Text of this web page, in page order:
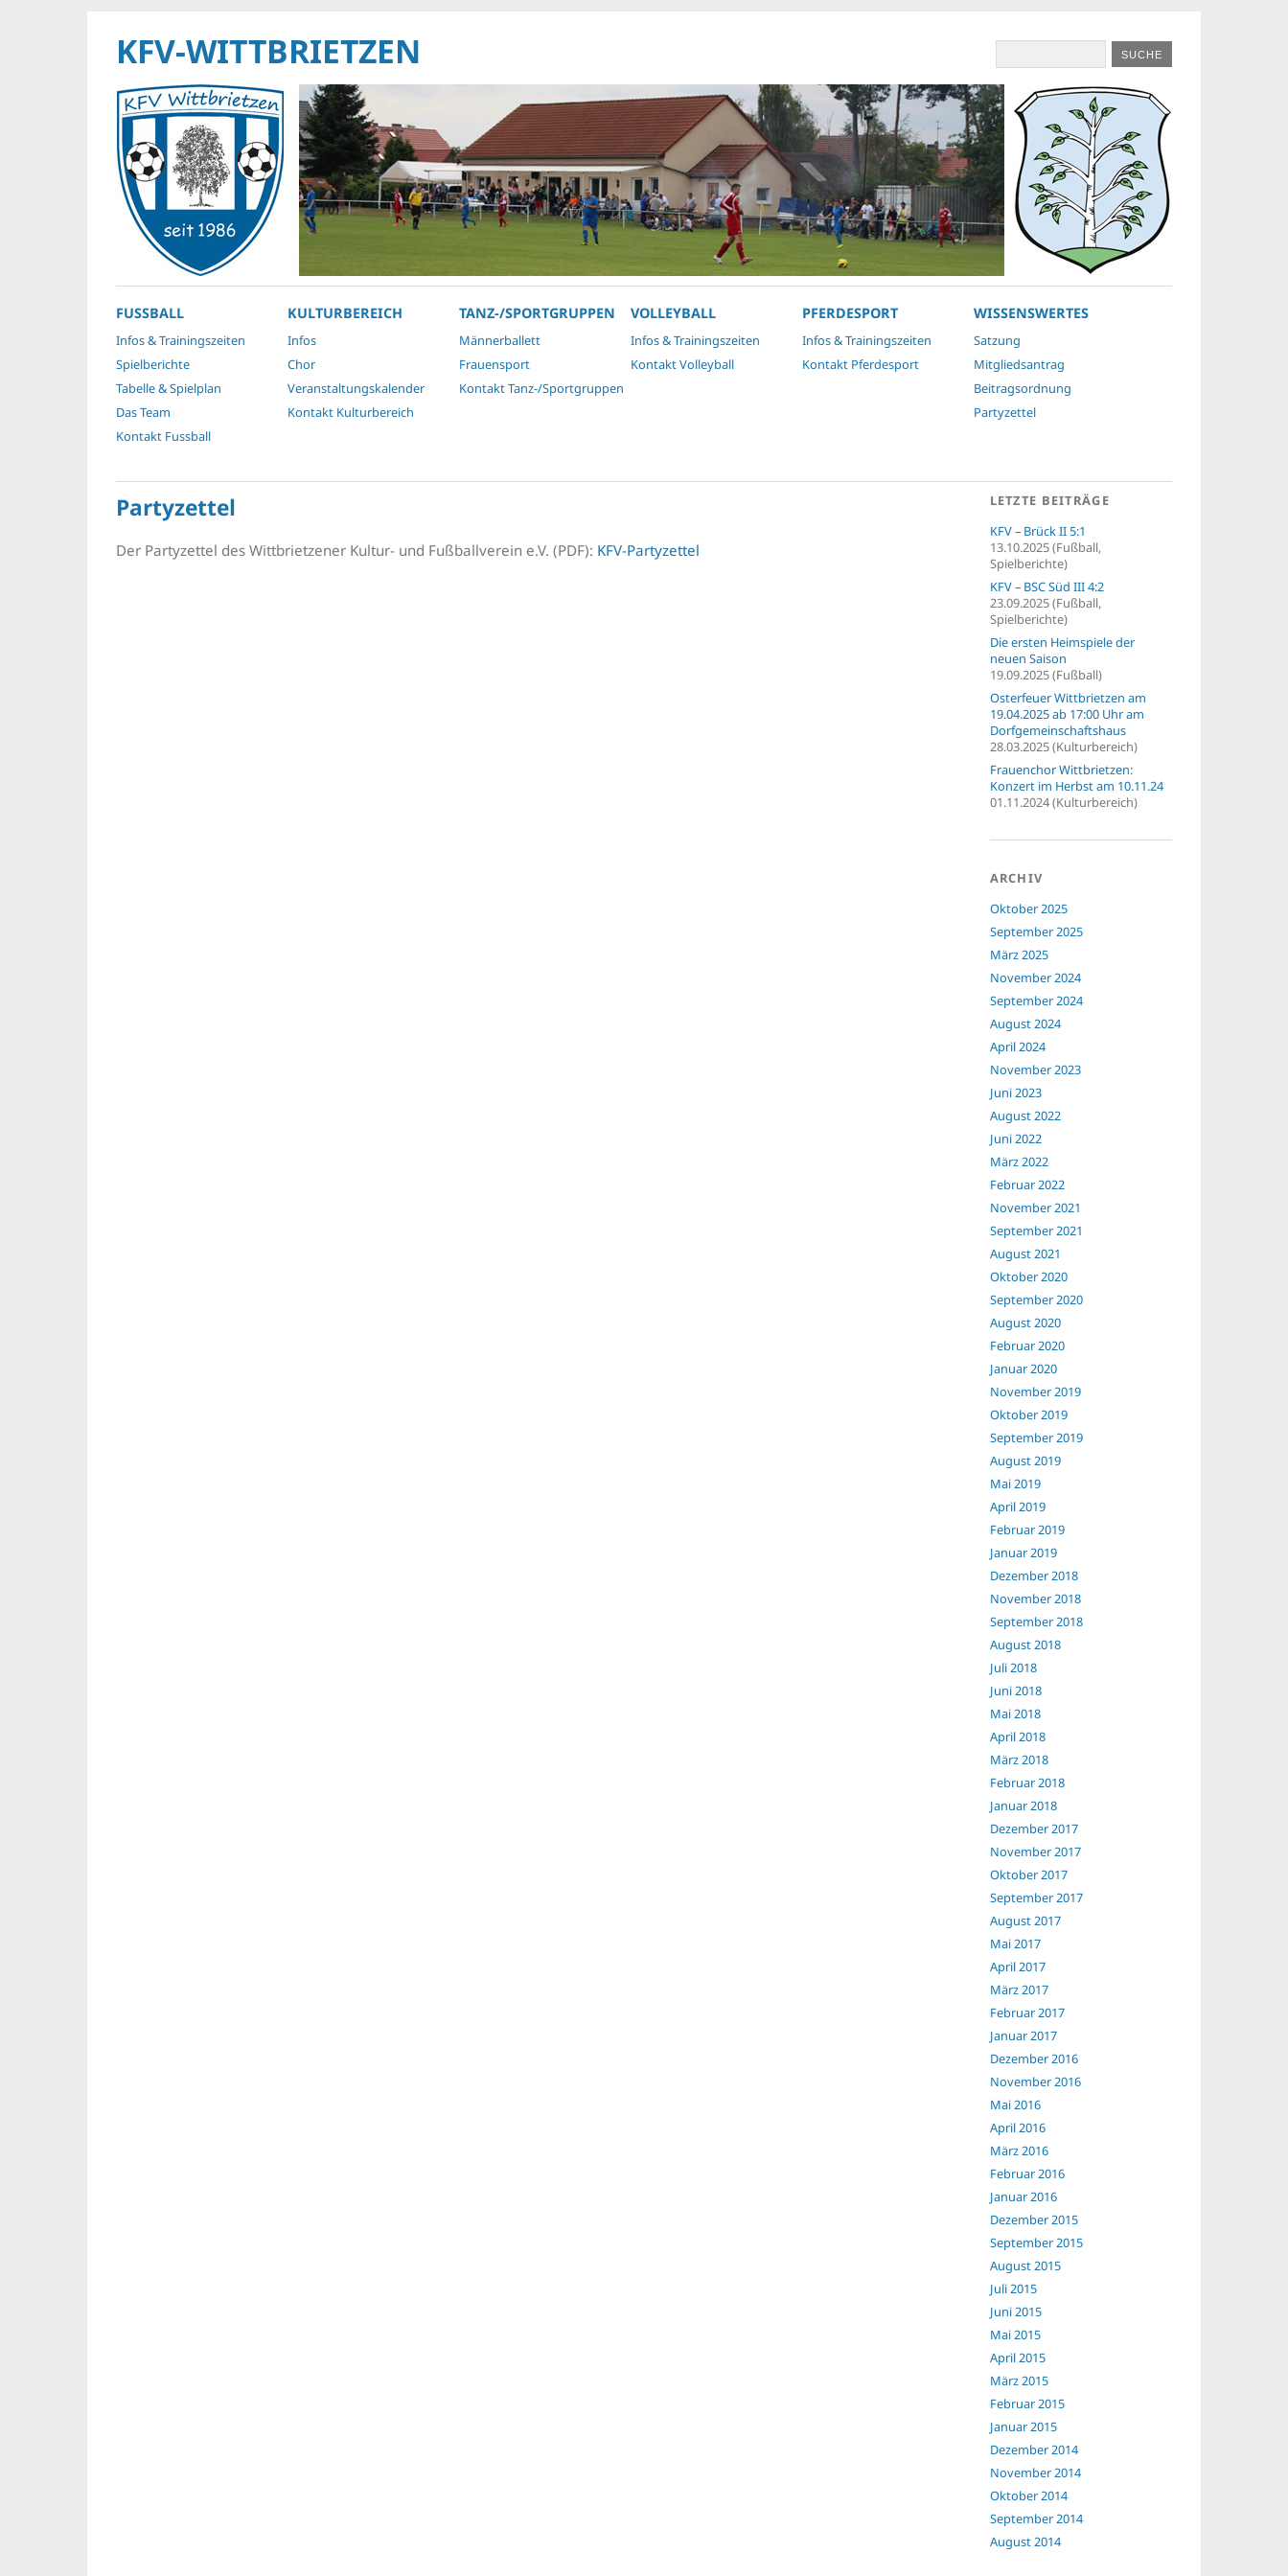
KFV-WITTBRIETZEN
FUSSBALL
Infos & Trainingszeiten
Spielberichte
Tabelle & Spielplan
Das Team
Kontakt Fussball
KULTURBEREICH
Infos
Chor
Veranstaltungskalender
Kontakt Kulturbereich
TANZ-/SPORTGRUPPEN
Männerballett
Frauensport
Kontakt Tanz-/Sportgruppen
VOLLEYBALL
Infos & Trainingszeiten
Kontakt Volleyball
PFERDESPORT
Infos & Trainingszeiten
Kontakt Pferdesport
WISSENSWERTES
Satzung
Mitgliedsantrag
Beitragsordnung
Partyzettel
Partyzettel
Der Partyzettel des Wittbrietzener Kultur- und Fußballverein e.V. (PDF): KFV-Partyzettel
LETZTE BEITRÄGE
KFV – Brück II 5:1
13.10.2025 (Fußball,
Spielberichte)
KFV – BSC Süd III 4:2
23.09.2025 (Fußball,
Spielberichte)
Die ersten Heimspiele der
neuen Saison
19.09.2025 (Fußball)
Osterfeuer Wittbrietzen am
19.04.2025 ab 17:00 Uhr am
Dorfgemeinschaftshaus
28.03.2025 (Kulturbereich)
Frauenchor Wittbrietzen:
Konzert im Herbst am 10.11.24
01.11.2024 (Kulturbereich)
ARCHIV
Oktober 2025
September 2025
März 2025
November 2024
September 2024
August 2024
April 2024
November 2023
Juni 2023
August 2022
Juni 2022
März 2022
Februar 2022
November 2021
September 2021
August 2021
Oktober 2020
September 2020
August 2020
Februar 2020
Januar 2020
November 2019
Oktober 2019
September 2019
August 2019
Mai 2019
April 2019
Februar 2019
Januar 2019
Dezember 2018
November 2018
September 2018
August 2018
Juli 2018
Juni 2018
Mai 2018
April 2018
März 2018
Februar 2018
Januar 2018
Dezember 2017
November 2017
Oktober 2017
September 2017
August 2017
Mai 2017
April 2017
März 2017
Februar 2017
Januar 2017
Dezember 2016
November 2016
Mai 2016
April 2016
März 2016
Februar 2016
Januar 2016
Dezember 2015
September 2015
August 2015
Juli 2015
Juni 2015
Mai 2015
April 2015
März 2015
Februar 2015
Januar 2015
Dezember 2014
November 2014
Oktober 2014
September 2014
August 2014